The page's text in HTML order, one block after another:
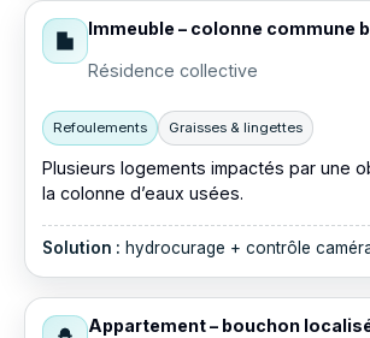
Immeuble – colonne commune
Résidence collective
Refoulements Graisses & lingettes
Plusieurs logements impactés par une
la colonne d’eaux usées.
Solution : hydrocurage + contrôle
Appartement – bouchon